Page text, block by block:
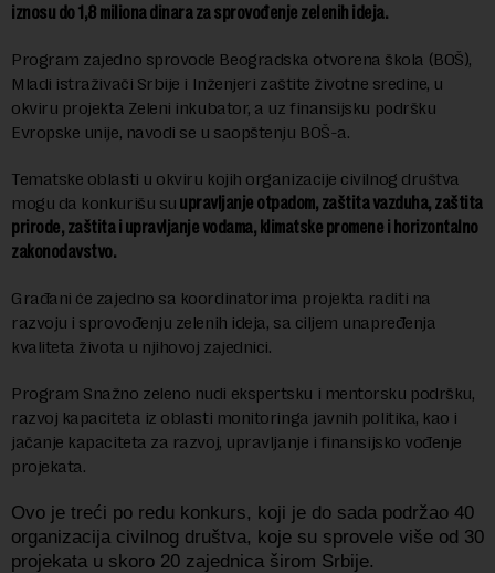
iznosu do 1,8 miliona dinara za sprovođenje zelenih ideja.
Program zajedno sprovode Beogradska otvorena škola (BOŠ),
Mladi istraživači Srbije i Inženjeri zaštite životne sredine, u
okviru projekta Zeleni inkubator, a uz finansijsku podršku
Evropske unije, navodi se u saopštenju BOŠ-a.
Tematske oblasti u okviru kojih organizacije civilnog društva
mogu da konkurišu su upravljanje otpadom, zaštita vazduha, zaštita
prirode, zaštita i upravljanje vodama, klimatske promene i horizontalno
zakonodavstvo.
Građani će zajedno sa koordinatorima projekta raditi na
razvoju i sprovođenju zelenih ideja, sa ciljem unapređenja
kvaliteta života u njihovoj zajednici.
Program Snažno zeleno nudi ekspertsku i mentorsku podršku,
razvoj kapaciteta iz oblasti monitoringa javnih politika, kao i
jačanje kapaciteta za razvoj, upravljanje i finansijsko vođenje
projekata.
Ovo je treći po redu konkurs, koji je do sada podržao 40
organizacija civilnog društva, koje su sprovele više od 30
projekata u skoro 20 zajednica širom Srbije.